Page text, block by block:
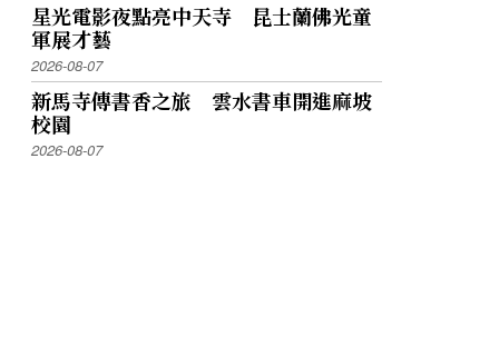
星光電影夜點亮中天寺 昆士蘭佛光童
軍展才藝
2026-08-07
新馬寺傳書香之旅 雲水書車開進麻坡
校園
2026-08-07